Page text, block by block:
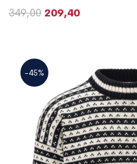
349,00 209,40
-45%